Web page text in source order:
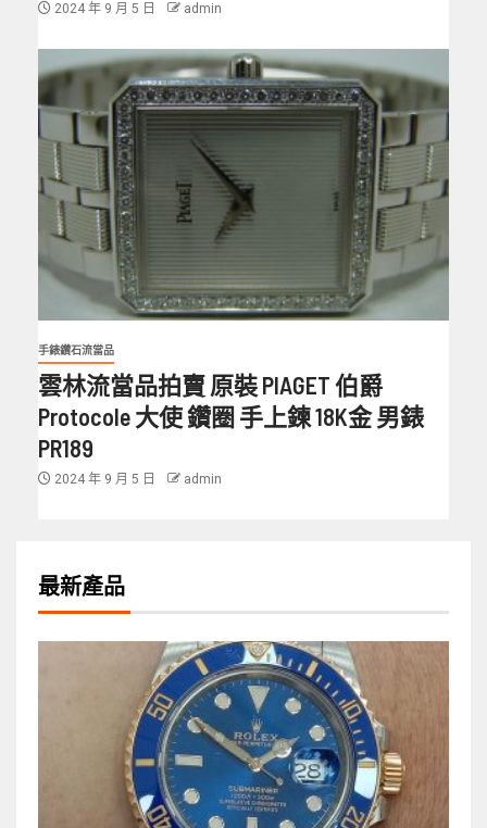
2024 年 9 月 5 日 admin
手錶鑽石流當品
雲林流當品拍賣 原裝 PIAGET 伯爵
Protocole 大使 鑽圈 手上鍊 18K金 男錶
PR189
2024 年 9 月 5 日 admin
最新產品